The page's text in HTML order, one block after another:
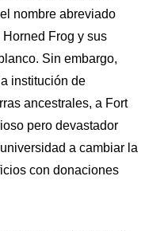
nombre abreviado
Frog y sus
Sin embargo,
institución de
ancestrales, a Fort
pero devastador
a cambiar la
con donaciones